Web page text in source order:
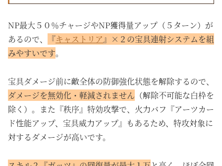
NP最大５０％チャージやNP獲得量アップ（５ターン）が
あるので、
『キャストリア』×２の宝具連射システムを組
みやすいです。
宝具ダメージ前に敵全体の防御強化状態を解除するので、
ダメージを無効化・軽減されません （解除不可能な白枠を
除く）。また『秩序』特効攻撃で、火力バフ『アーツカー
ド性能アップ、宝具威力アップ』もあるため、特攻対象に
対するダメージが高いです。